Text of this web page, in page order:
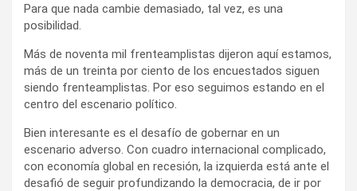
Para que nada cambie demasiado, tal vez, es una
posibilidad.
Más de noventa mil frenteamplistas dijeron aquí estamos,
más de un treinta por ciento de los encuestados siguen
siendo frenteamplistas. Por eso seguimos estando en el
centro del escenario político.
Bien interesante es el desafío de gobernar en un
escenario adverso. Con cuadro internacional complicado,
con economía global en recesión, la izquierda está ante el
desafió de seguir profundizando la democracia, de ir por